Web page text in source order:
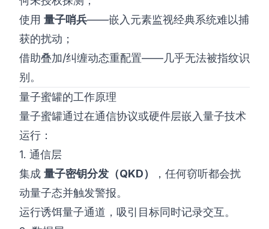
使用 量子哨兵——嵌入元素监视经典系统难以捕
获的扰动；
借助叠加/纠缠动态重配置——几乎无法被指纹识
别。
量子蜜罐的工作原理
量子蜜罐通过在通信协议或硬件层嵌入量子技术
运行：
1. 通信层
集成 量子密钥分发（QKD）
，任何窃听都会扰
动量子态并触发警报。
运行诱饵量子通道，吸引目标同时记录交互。